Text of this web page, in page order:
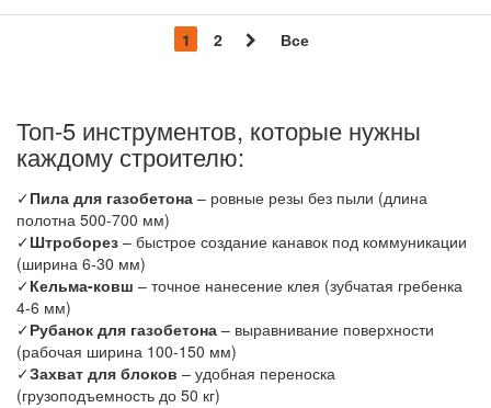
1 2 Все
Топ-5 инструментов, которые нужны
каждому строителю:
✓Пила для газобетона – ровные резы без пыли (длина
полотна 500-700 мм)
✓Штроборез – быстрое создание канавок под коммуникации
(ширина 6-30 мм)
✓Кельма-ковш – точное нанесение клея (зубчатая гребенка
4-6 мм)
✓Рубанок для газобетона – выравнивание поверхности
(рабочая ширина 100-150 мм)
✓Захват для блоков – удобная переноска
(грузоподъемность до 50 кг)